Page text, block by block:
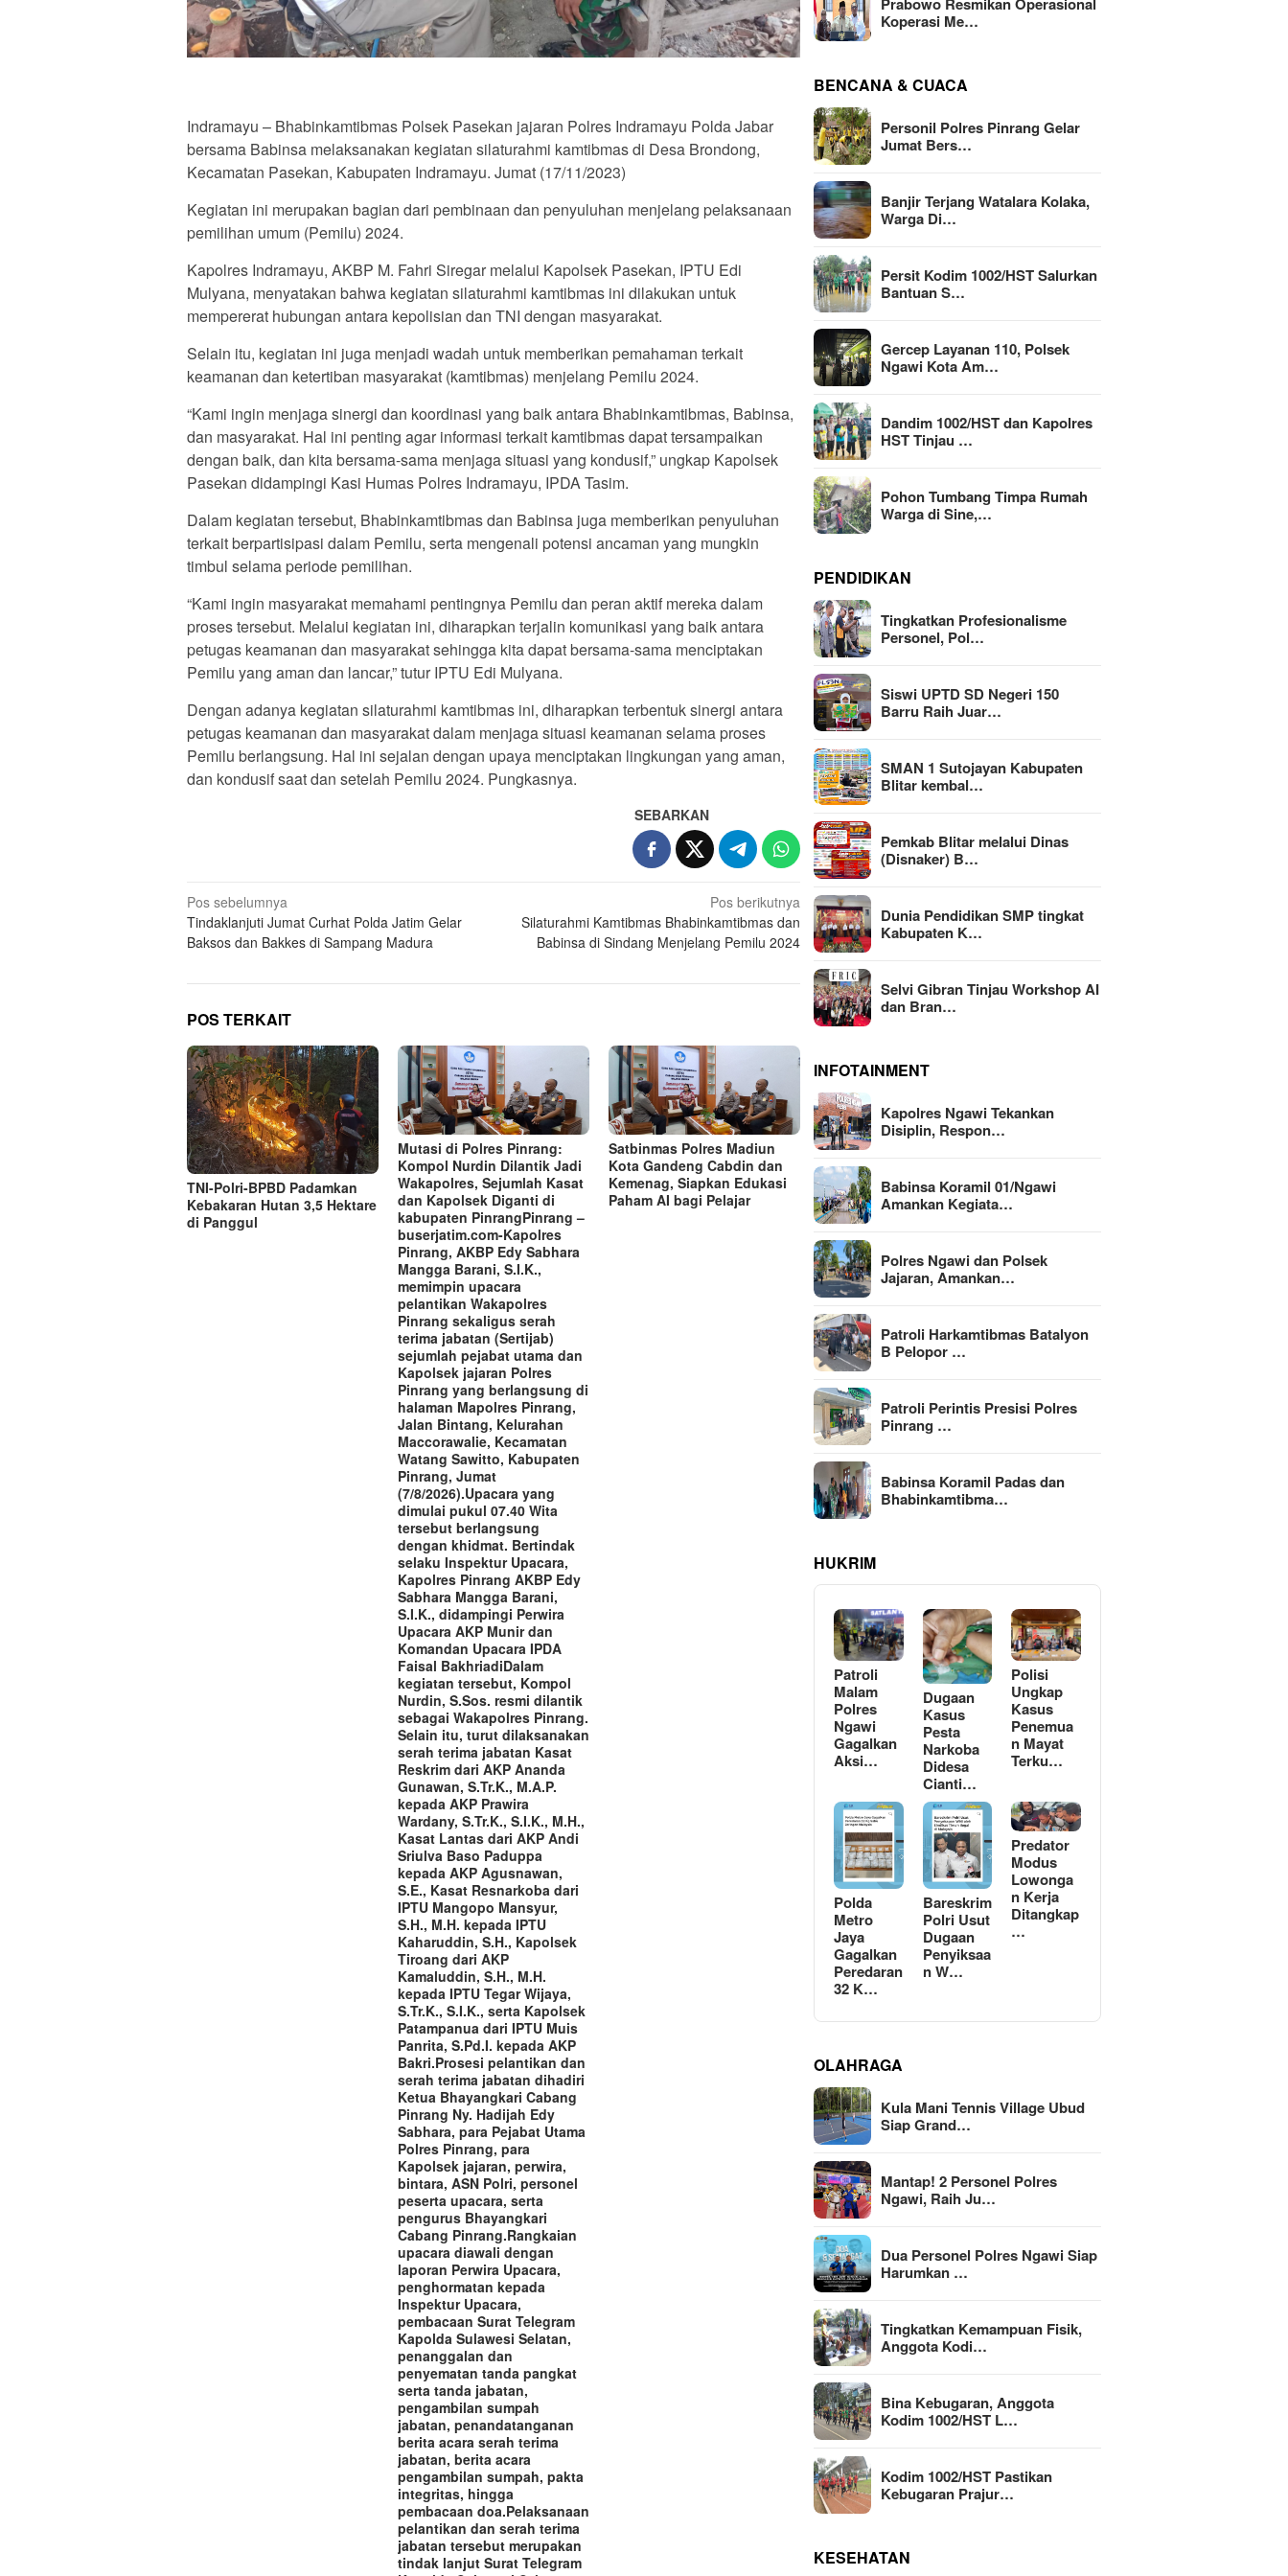
Indramayu – Bhabinkamtibmas Polsek Pasekan jajaran Polres Indramayu Polda Jabar
bersama Babinsa melaksanakan kegiatan silaturahmi kamtibmas di Desa Brondong,
Kecamatan Pasekan, Kabupaten Indramayu. Jumat (17/11/2023)
Kegiatan ini merupakan bagian dari pembinaan dan penyuluhan menjelang pelaksanaan
pemilihan umum (Pemilu) 2024.
Kapolres Indramayu, AKBP M. Fahri Siregar melalui Kapolsek Pasekan, IPTU Edi
Mulyana, menyatakan bahwa kegiatan silaturahmi kamtibmas ini dilakukan untuk
mempererat hubungan antara kepolisian dan TNI dengan masyarakat.
Selain itu, kegiatan ini juga menjadi wadah untuk memberikan pemahaman terkait
keamanan dan ketertiban masyarakat (kamtibmas) menjelang Pemilu 2024.
“Kami ingin menjaga sinergi dan koordinasi yang baik antara Bhabinkamtibmas, Babinsa,
dan masyarakat. Hal ini penting agar informasi terkait kamtibmas dapat tersampaikan
dengan baik, dan kita bersama-sama menjaga situasi yang kondusif,” ungkap Kapolsek
Pasekan didampingi Kasi Humas Polres Indramayu, IPDA Tasim.
Dalam kegiatan tersebut, Bhabinkamtibmas dan Babinsa juga memberikan penyuluhan
terkait berpartisipasi dalam Pemilu, serta mengenali potensi ancaman yang mungkin
timbul selama periode pemilihan.
“Kami ingin masyarakat memahami pentingnya Pemilu dan peran aktif mereka dalam
proses tersebut. Melalui kegiatan ini, diharapkan terjalin komunikasi yang baik antara
petugas keamanan dan masyarakat sehingga kita dapat bersama-sama menciptakan
Pemilu yang aman dan lancar,” tutur IPTU Edi Mulyana.
Dengan adanya kegiatan silaturahmi kamtibmas ini, diharapkan terbentuk sinergi antara
petugas keamanan dan masyarakat dalam menjaga situasi keamanan selama proses
Pemilu berlangsung. Hal ini sejalan dengan upaya menciptakan lingkungan yang aman,
dan kondusif saat dan setelah Pemilu 2024. Pungkasnya.
SEBARKAN
Navigasi
pos
Pos sebelumnya
Tindaklanjuti Jumat Curhat Polda Jatim Gelar
Baksos dan Bakkes di Sampang Madura
Pos berikutnya
Silaturahmi Kamtibmas Bhabinkamtibmas dan
Babinsa di Sindang Menjelang Pemilu 2024
POS TERKAIT
TNI-Polri-BPBD Padamkan
Kebakaran Hutan 3,5 Hektare
di Panggul
Mutasi di Polres Pinrang:
Kompol Nurdin Dilantik Jadi
Wakapolres, Sejumlah Kasat
dan Kapolsek Diganti di
kabupaten Pinrang‎‎Pinrang –
buserjatim.com-Kapolres
Pinrang, AKBP Edy Sabhara
Mangga Barani, S.I.K.,
memimpin upacara
pelantikan Wakapolres
Pinrang sekaligus serah
terima jabatan (Sertijab)
sejumlah pejabat utama dan
Kapolsek jajaran Polres
Pinrang yang berlangsung di
halaman Mapolres Pinrang,
Jalan Bintang, Kelurahan
Maccorawalie, Kecamatan
Watang Sawitto, Kabupaten
Pinrang, Jumat
(7/8/2026).‎‎Upacara yang
dimulai pukul 07.40 Wita
tersebut berlangsung
dengan khidmat. Bertindak
selaku Inspektur Upacara,
Kapolres Pinrang AKBP Edy
Sabhara Mangga Barani,
S.I.K., didampingi Perwira
Upacara AKP Munir dan
Komandan Upacara IPDA
Faisal Bakhriadi‎‎Dalam
kegiatan tersebut, Kompol
Nurdin, S.Sos. resmi dilantik
sebagai Wakapolres Pinrang.
Selain itu, turut dilaksanakan
serah terima jabatan Kasat
Reskrim dari AKP Ananda
Gunawan, S.Tr.K., M.A.P.
kepada AKP Prawira
Wardany, S.Tr.K., S.I.K., M.H.,
Kasat Lantas dari AKP Andi
Sriulva Baso Paduppa
kepada AKP Agusnawan,
S.E., Kasat Resnarkoba dari
IPTU Mangopo Mansyur,
S.H., M.H. kepada IPTU
Kaharuddin, S.H., Kapolsek
Tiroang dari AKP
Kamaluddin, S.H., M.H.
kepada IPTU Tegar Wijaya,
S.Tr.K., S.I.K., serta Kapolsek
Patampanua dari IPTU Muis
Panrita, S.Pd.I. kepada AKP
Bakri.‎‎Prosesi pelantikan dan
serah terima jabatan dihadiri
Ketua Bhayangkari Cabang
Pinrang Ny. Hadijah Edy
Sabhara, para Pejabat Utama
Polres Pinrang, para
Kapolsek jajaran, perwira,
bintara, ASN Polri, personel
peserta upacara, serta
pengurus Bhayangkari
Cabang Pinrang.‎‎Rangkaian
upacara diawali dengan
laporan Perwira Upacara,
penghormatan kepada
Inspektur Upacara,
pembacaan Surat Telegram
Kapolda Sulawesi Selatan,
penanggalan dan
penyematan tanda pangkat
serta tanda jabatan,
pengambilan sumpah
jabatan, penandatanganan
berita acara serah terima
jabatan, berita acara
pengambilan sumpah, pakta
integritas, hingga
pembacaan doa.‎‎Pelaksanaan
pelantikan dan serah terima
jabatan tersebut merupakan
tindak lanjut Surat Telegram
Satbinmas Polres Madiun
Kota Gandeng Cabdin dan
Kemenag, Siapkan Edukasi
Paham AI bagi Pelajar
Koperasi Me…
BENCANA & CUACA
Personil Polres Pinrang Gelar
Jumat Bers…
Banjir Terjang Watalara Kolaka,
Warga Di…
Persit Kodim 1002/HST Salurkan
Bantuan S…
Gercep Layanan 110, Polsek
Ngawi Kota Am…
Dandim 1002/HST dan Kapolres
HST Tinjau …
Pohon Tumbang Timpa Rumah
Warga di Sine,…
PENDIDIKAN
Tingkatkan Profesionalisme
Personel, Pol…
Siswi UPTD SD Negeri 150
Barru Raih Juar…
SMAN 1 Sutojayan Kabupaten
Blitar kembal…
Pemkab Blitar melalui Dinas
(Disnaker) B…
Dunia Pendidikan SMP tingkat
Kabupaten K…
Selvi Gibran Tinjau Workshop AI
dan Bran…
INFOTAINMENT
Kapolres Ngawi Tekankan
Disiplin, Respon…
Babinsa Koramil 01/Ngawi
Amankan Kegiata…
Polres Ngawi dan Polsek
Jajaran, Amankan…
Patroli Harkamtibmas Batalyon
B Pelopor …
Patroli Perintis Presisi Polres
Pinrang …
Babinsa Koramil Padas dan
Bhabinkamtibma…
HUKRIM
Patroli
Malam
Polres
Ngawi
Gagalkan
Aksi…
Dugaan
Kasus
Pesta
Narkoba
Didesa
Cianti…
Polisi
Ungkap
Kasus
Penemua
n Mayat
Terku…
Polda
Metro
Jaya
Gagalkan
Peredaran
32 K…
Bareskrim
Polri Usut
Dugaan
Penyiksaa
n W…
Predator
Modus
Lowonga
n Kerja
Ditangkap
…
OLAHRAGA
Kula Mani Tennis Village Ubud
Siap Grand…
Mantap! 2 Personel Polres
Ngawi, Raih Ju…
Dua Personel Polres Ngawi Siap
Harumkan …
Tingkatkan Kemampuan Fisik,
Anggota Kodi…
Bina Kebugaran, Anggota
Kodim 1002/HST L…
Kodim 1002/HST Pastikan
Kebugaran Prajur…
KESEHATAN